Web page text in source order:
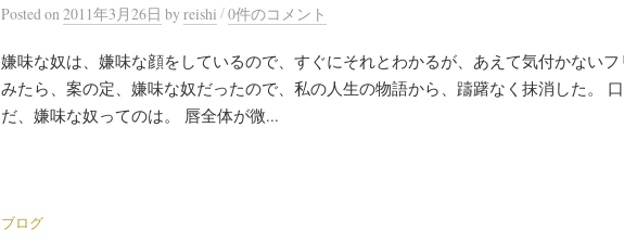
Postedon 2011年3月26日 by reishi /0件のコメント
嫌味な奴は、嫌味な顔をしているので、すぐにそれとわかるが、あえて気付かない
みたら、案の定、嫌味な奴だったので、私の人生の物語から、躊躇なく抹消した。
だ、嫌味な奴ってのは。 唇全体が微...
ブログ